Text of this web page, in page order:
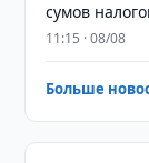
сумов
11:15 · 08/08
Больше